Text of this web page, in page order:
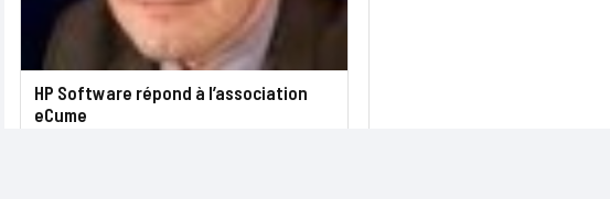
HP Software répond à l’association
eCume